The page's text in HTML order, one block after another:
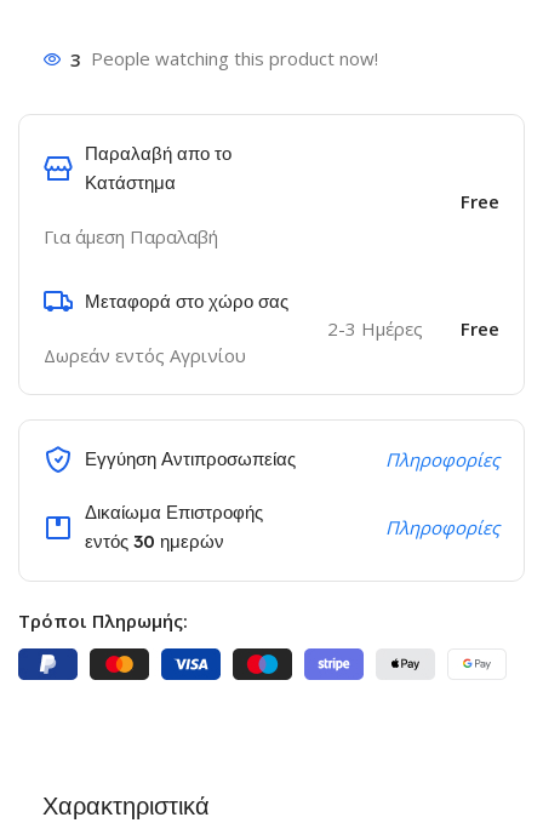
3 People watching this product now!
Παραλαβή απο το
Κατάστημα
Για άμεση Παραλαβή
Free
Μεταφορά στο χώρο σας
Δωρεάν εντός Αγρινίου
2-3 Ημέρες Free
Εγγύηση Αντιπροσωπείας Πληροφορίες
Δικαίωμα Επιστροφής
εντός 30 ημερών
Πληροφορίες
Τρόποι Πληρωμής:
Χαρακτηριστικά